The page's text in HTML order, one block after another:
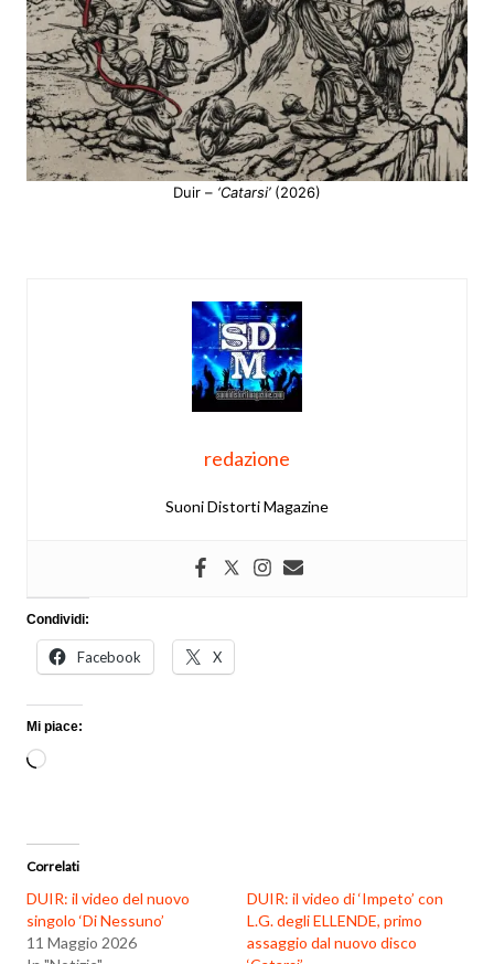
Duir – ‘Catarsi’(2026)
redazione
Suoni Distorti Magazine
Condividi:
Facebook X
Mi piace:
Caricamento
Correlati
DUIR: il video del nuovo
singolo ‘Di Nessuno’
11 Maggio 2026
DUIR: il video di ‘Impeto’ con
L.G. degli ELLENDE, primo
assaggio dal nuovo disco